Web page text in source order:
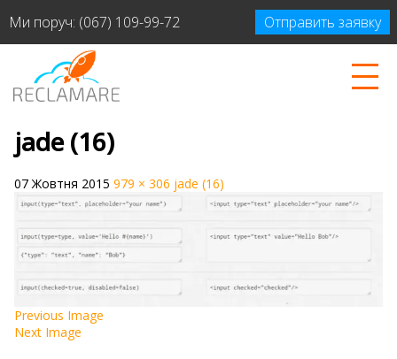
Ми поруч: (067) 109-99-72 Отправить заявку
jade (16)
07 Жовтня 2015 979 × 306 jade (16)
Previous Image
Next Image